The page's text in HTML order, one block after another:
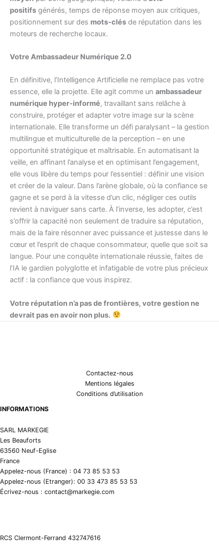
positifs générés, temps de réponse moyen aux critiques,
positionnement sur des mots-clés de réputation dans les
moteurs de recherche locaux.
Votre Ambassadeur Numérique 2.0
En définitive, l’Intelligence Artificielle ne remplace pas votre
essence, elle la projette. Elle agit comme un ambassadeur
numérique hyper-informé, travaillant sans relâche à
construire, protéger et adapter votre image sur la scène
internationale. Elle transforme un défi paralysant – la gestion
multilingue et multiculturelle de la perception – en une
opportunité stratégique et maîtrisable. En automatisant la
veille, en affinant l’analyse et en optimisant l’engagement,
elle vous libère du temps pour l’essentiel : définir une vision
et créer de la valeur. Dans l’arène globale, où la confiance se
gagne et se perd à la vitesse d’un clic, négliger ces outils
revient à naviguer sans carte. À l’inverse, les adopter, c’est
s’offrir la capacité non seulement de traduire sa réputation,
mais de la faire résonner avec puissance et justesse dans le
cœur et l’esprit de chaque consommateur, quelle que soit sa
langue. Pour une conquête internationale réussie, faites de
l’IA le gardien polyglotte et infatigable de votre plus précieux
actif : la confiance que vous inspirez.
Votre réputation n’a pas de frontières, votre gestion ne
devrait pas en avoir non plus.
Contactez-nous
Mentions légales
Conditions d’utilisation
INFORMATIONS
SARL MARKEGIE
Les Beauforts
63560 Neuf-Eglise
France
Appelez-nous (France) : 04 73 85 53 53
Appelez-nous (Etranger): 00 33 473 85 53 53
Écrivez-nous : contact@markegie.com
RCS Clermont-Ferrand 432747616